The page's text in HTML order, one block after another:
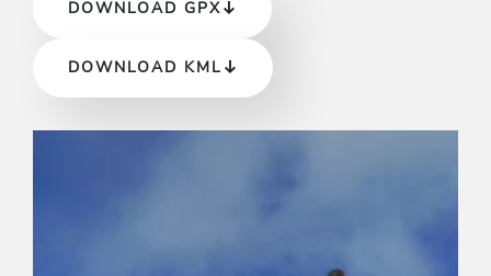
DOWNLOAD GPX
DOWNLOAD KML